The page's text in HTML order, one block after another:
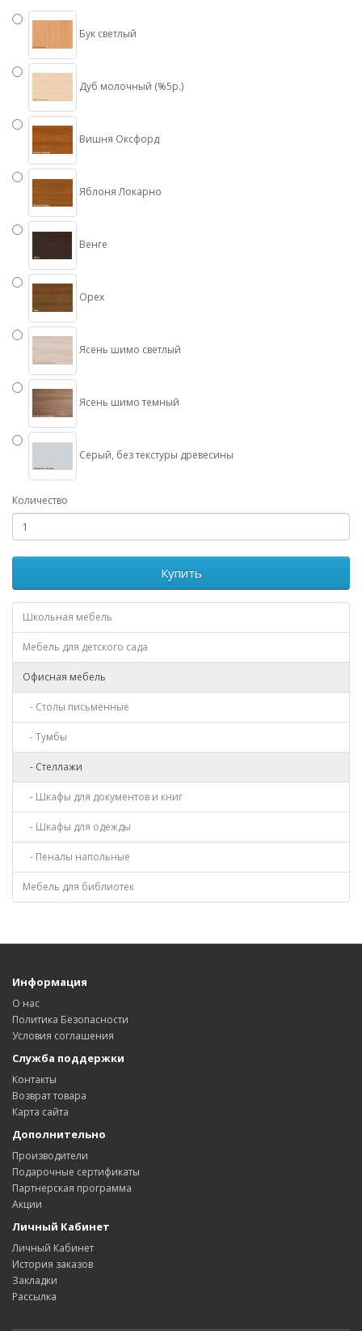
Бук светлый
Дуб молочный (%5р.)
Вишня Оксфорд
Яблоня Локарно
Венге
Орех
Ясень шимо светлый
Ясень шимо темный
Серый, без текстуры древесины
Количество
Купить
Школьная мебель
Мебель для детского сада
Офисная мебель
- Столы письменные
- Тумбы
- Стеллажи
- Шкафы для документов и книг
- Шкафы для одежды
- Пеналы напольные
Мебель для библиотек
Информация
О нас
Политика Безопасности
Условия соглашения
Служба поддержки
Контакты
Возврат товара
Карта сайта
Дополнительно
Производители
Подарочные сертификаты
Партнерская программа
Акции
Личный Кабинет
Личный Кабинет
История заказов
Закладки
Рассылка